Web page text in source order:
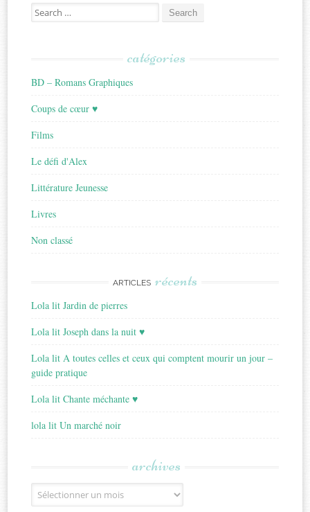
Search
for:
catégories
BD – Romans Graphiques
Coups de cœur ♥
Films
Le défi d'Alex
Littérature Jeunesse
Livres
Non classé
ARTICLES récents
Lola lit Jardin de pierres
Lola lit Joseph dans la nuit ♥
Lola lit A toutes celles et ceux qui comptent mourir un jour –
guide pratique
Lola lit Chante méchante ♥
lola lit Un marché noir
archives
Archives